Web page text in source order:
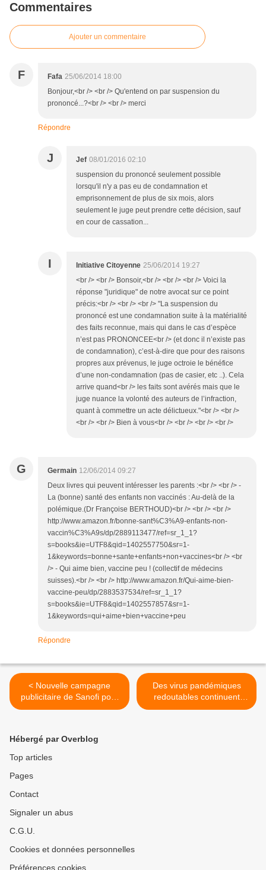
Commentaires
Ajouter un commentaire
F Fafa 25/06/2014 18:00
Bonjour,<br /> <br /> Qu'entend on par suspension du
prononcé...?<br /> <br /> merci
Répondre
J Jef 08/01/2016 02:10
suspension du prononcé seulement possible
lorsqu'il n'y a pas eu de condamnation et
emprisonnement de plus de six mois, alors
seulement le juge peut prendre cette décision, sauf
en cour de cassation...
I Initiative Citoyenne 25/06/2014 19:27
<br /> <br /> Bonsoir,<br /> <br /> <br /> Voici la
réponse "juridique" de notre avocat sur ce point
précis:<br /> <br /> <br /> "La suspension du
prononcé est une condamnation suite à la matérialité
des faits reconnue, mais qui dans le cas d’espèce
n’est pas PRONONCEE<br /> (et donc il n’existe pas
de condamnation), c’est-à-dire que pour des raisons
propres aux prévenus, le juge octroie le bénéfice
d’une non-condamnation (pas de casier, etc ..). Cela
arrive quand<br /> les faits sont avérés mais que le
juge nuance la volonté des auteurs de l’infraction,
quant à commettre un acte délictueux."<br /> <br />
<br /> <br /> Bien à vous<br /> <br /> <br /> <br />
G Germain 12/06/2014 09:27
Deux livres qui peuvent intéresser les parents :<br /> <br /> -
La (bonne) santé des enfants non vaccinés : Au-delà de la
polémique.(Dr Françoise BERTHOUD)<br /> <br /> <br />
http://www.amazon.fr/bonne-sant%C3%A9-enfants-non-
vaccin%C3%A9s/dp/2889113477/ref=sr_1_1?
s=books&ie=UTF8&qid=1402557750&sr=1-
1&keywords=bonne+sante+enfants+non+vaccines<br /> <br
/> - Qui aime bien, vaccine peu ! (collectif de médecins
suisses).<br /> <br /> http://www.amazon.fr/Qui-aime-bien-
vaccine-peu/dp/2883537534/ref=sr_1_1?
s=books&ie=UTF8&qid=1402557857&sr=1-
1&keywords=qui+aime+bien+vaccine+peu
Répondre
< Nouvelle campagne
publicitaire de Sanofi pour
son Gardasil en chute libre
Des virus pandémiques
redoutables continuent
d'être créés de toutes
Hébergé par Overblog
Top articles
Pages
Contact
Signaler un abus
C.G.U.
Cookies et données personnelles
Préférences cookies